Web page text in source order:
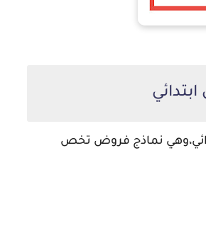
وهي نماذج فروض تخص